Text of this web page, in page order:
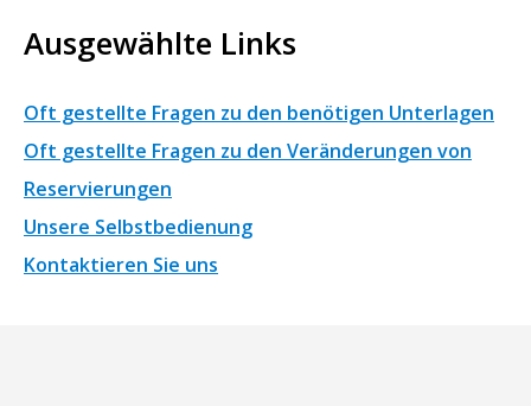
Ausgewählte Links
Oft gestellte Fragen zu den benötigen Unterlagen
Oft gestellte Fragen zu den Veränderungen von
Reservierungen
Unsere Selbstbedienung
Kontaktieren Sie uns